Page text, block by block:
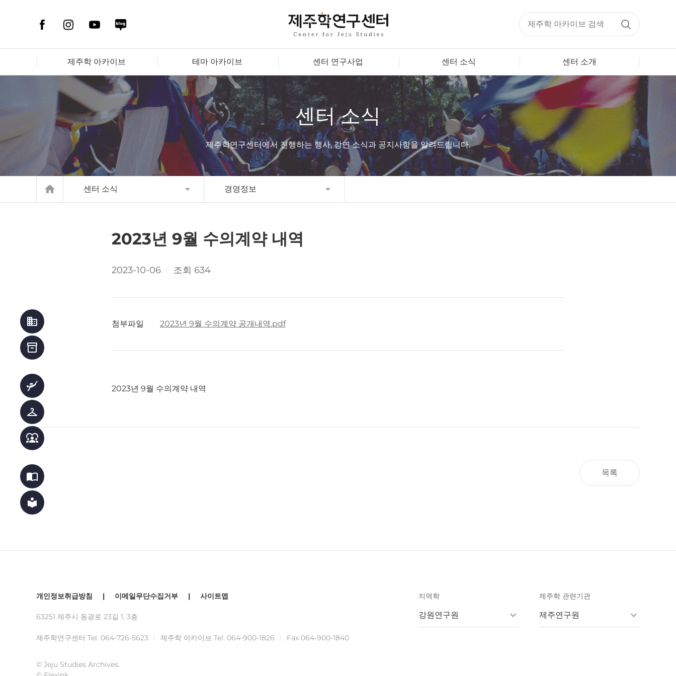
제주학 아카이브 테마 아카이브 센터 연구사업 센터 소식 센터 소개
business
inventory_2
scuba_diving
checkroom
diversity_1
import_contacts
local_library
센터 소식
제주학연구센터에서 진행하는 행사, 강연 소식과 공지사항을 알려드립니다.
home 센터 소식 경영정보
2023년 9월 수의계약 내역
2023-10-06 조회 634
첨부파일 2023년 9월 수의계약 공개내역.pdf
2023년 9월 수의계약 내역
목록
개인정보취급방침 | 이메일무단수집거부 | 사이트맵
63251 제주시 동광로 23길 1, 3층
제주학연구센터 Tel. 064-726-5623 제주학 아카이브 Tel. 064-900-1826 Fax 064-900-1840
© Jeju Studies Archives.
지역학
강원연구원
제주학 관련기관
제주연구원